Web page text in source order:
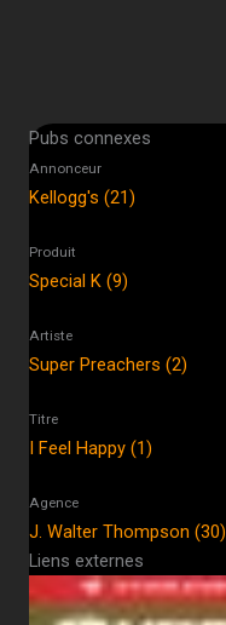
Pubs connexes
Annonceur
Kellogg's (21)
Produit
Special K (9)
Artiste
Super Preachers (2)
Titre
I Feel Happy (1)
Agence
J. Walter Thompson (30)
Liens externes